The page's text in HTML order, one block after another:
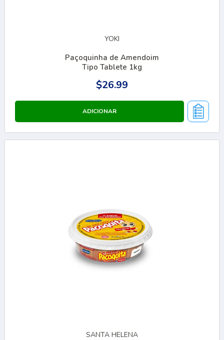
YOKI
Paçoquinha de Amendoim
Tipo Tablete 1kg
$26.99
SANTA HELENA